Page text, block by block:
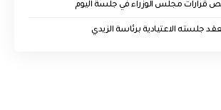
قرارات مجلس الوزراء في جلسة اليوم
جلسته الاعتيادية برئاسة الزيدي